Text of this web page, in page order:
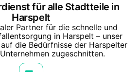
für alle Stadtteile in
Harspelt
Partner für die schnelle und
in Harspelt – unser
die Bedürfnisse der Harspelter
zugeschnitten.